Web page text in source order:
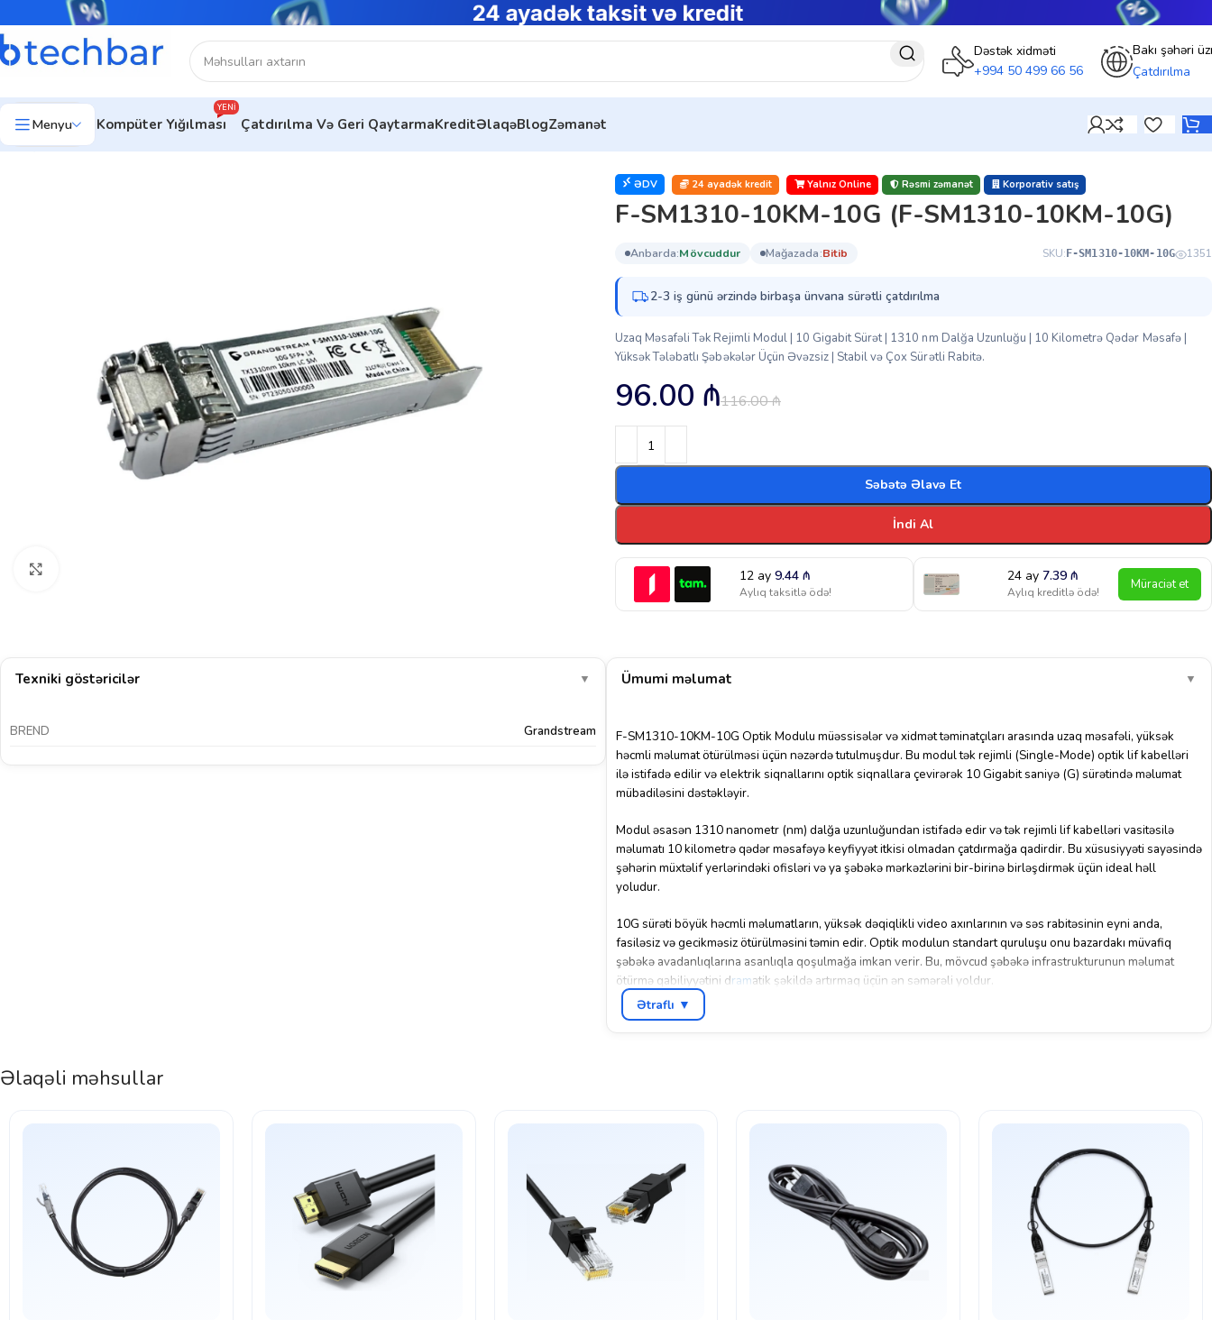
Dəstək xidməti
+994 50 499 66 56
Bakı şəhəri
Çatdırılma
Menyu Kompüter Yığılması
YENI
Çatdırılma Və Geri QaytarmaKreditƏlaqəBlogZəmanət
Ev Şəbəkə avadanlıqları
ƏDV 24 ayadək kredit Yalnız Online Rəsmi zəmanət Korporativ satış
F-SM1310-10KM-10G (F-SM1310-10KM-10G)
anbarda: mövcuddur mağazada: bi̇ti̇b SKU:F-SM1310-10KM-10G 1351
2-3 iş günü ərzində birbaşa ünvana sürətli çatdırılma
Uzaq Məsafəli Tək Rejimli Modul | 10 Gigabit Sürət | 1310 nm Dalğa Uzunluğu | 10 Kilometrə Qədər Məsafə |
Yüksək Tələbatlı Şəbəkələr Üçün Əvəzsiz | Stabil və Çox Sürətli Rabitə.
116.00₼
96.00 ₼
Səbətə Əlavə Et
İndi Al
12 ay9.44₼
Aylıq taksitlə ödə!
24 ay7.39₼
Aylıq kreditlə ödə! Müraciət et
Texniki göstəricilər ▼
BREND Grandstream
Ümumi məlumat ▼
F-SM1310-10KM-10G Optik Modulu müəssisələr və xidmət təminatçıları arasında uzaq məsafəli, yüksək
həcmli məlumat ötürülməsi üçün nəzərdə tutulmuşdur. Bu modultək rejimli (Single-Mode) optik lif kabelləri
ilə istifadə edilir və elektrik siqnallarını optik siqnallara çevirərək 10 Gigabit saniyə (G) sürətində məlumat
mübadiləsini dəstəkləyir.
Modul əsasən 1310 nanometr (nm) dalğa uzunluğundan istifadə edir və tək rejimli lif kabelləri vasitəsilə
məlumatı 10 kilometrə qədərməsafəyəkeyfiyyət itkisi olmadan çatdırmağa qadirdir. Bu xüsusiyyəti sayəsində
şəhərin müxtəlif yerlərindəki ofisləri və ya şəbəkə mərkəzlərini bir-birinə birləşdirmək üçün ideal həll
yoludur.
10G sürəti böyük həcmli məlumatların, yüksək dəqiqlikli video axınlarının və səs rabitəsinin eyni anda,
fasiləsiz və gecikməsiz ötürülməsini təmin edir. Optik modulun standart quruluşu onu bazardakı müvafiq
şəbəkə avadanlıqlarına asanlıqla qoşulmağa imkan verir. Bu, mövcud şəbəkə infrastrukturunun məlumat
ötürmə qabiliyyətini dramatik şəkildə artırmaq üçün ən səmərəli yoldur.
Ətraflı ▼
Əlaqəli məhsullar